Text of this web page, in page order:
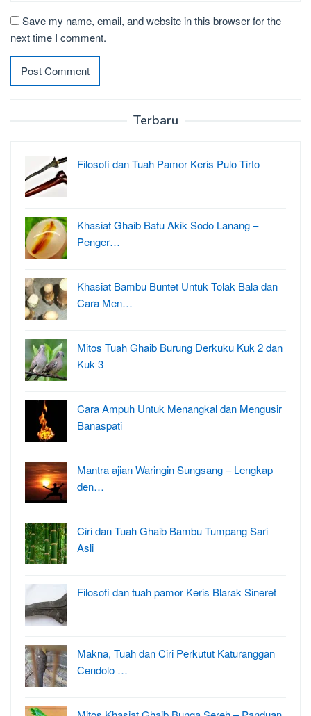
Save my name, email, and website in this browser for the
next time I comment.
Terbaru
Filosofi dan Tuah Pamor Keris Pulo Tirto
Khasiat Ghaib Batu Akik Sodo Lanang –
Penger…
Khasiat Bambu Buntet Untuk Tolak Bala dan
Cara Men…
Mitos Tuah Ghaib Burung Derkuku Kuk 2 dan
Kuk 3
Cara Ampuh Untuk Menangkal dan Mengusir
Banaspati
Mantra ajian Waringin Sungsang – Lengkap
den…
Ciri dan Tuah Ghaib Bambu Tumpang Sari
Asli
Filosofi dan tuah pamor Keris Blarak Sineret
Makna, Tuah dan Ciri Perkutut Katuranggan
Cendolo …